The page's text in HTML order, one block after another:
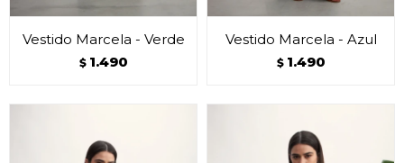
Vestido Marcela - Verde
$ 1.490
Vestido Marcela - Azul
$ 1.490